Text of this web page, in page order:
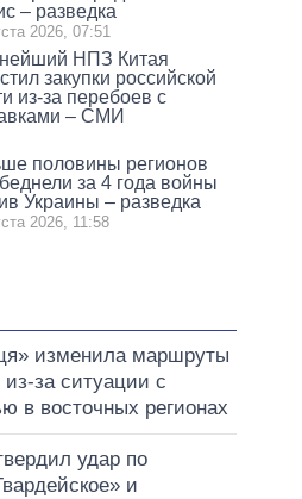
– разведка
2026, 07:51
НПЗ Китая
закупки российской
из-за перебоев с
– СМИ
половины регионов
за 4 года войны
Украины – разведка
2026, 11:58
изменила маршруты
из-за ситуации с
в восточных регионах
удар по
и